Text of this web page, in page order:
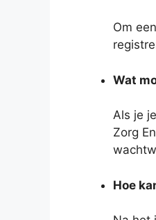
Om
Wat
Als je
Zorg
Hoe